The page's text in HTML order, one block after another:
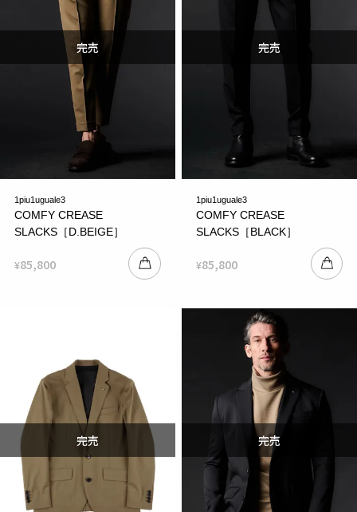
1piu1uguale3
COMFY CREASE
SLACKS［D.BEIGE］
¥85,800
1piu1uguale3
COMFY CREASE
SLACKS［BLACK］
¥85,800